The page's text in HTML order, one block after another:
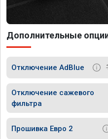
Дополнительные
Отключение AdBlue
Отключение сажевого
фильтра
Прошивка Евро 2